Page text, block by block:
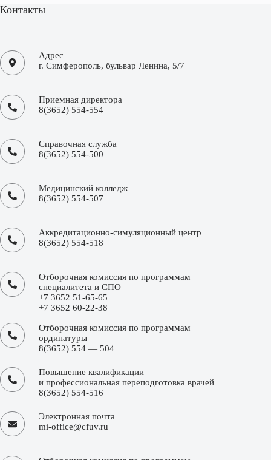
Контакты
Адрес
г. Симферополь, бульвар Ленина, 5/7
Приемная директора
8(3652) 554-554
Справочная служба
8(3652) 554-500
Медицинский колледж
8(3652) 554-507
Аккредитационно-симуляционный центр
8(3652) 554-518
Отборочная комиссия по программам
специалитета и СПО
+7 3652 51-65-65
+7 3652 60-22-38
Отборочная комиссия по программам
ординатуры
8(3652) 554 — 504
Повышение квалификации
и профессиональная переподготовка врачей
8(3652) 554-516
Электронная почта
mi-office@cfuv.ru